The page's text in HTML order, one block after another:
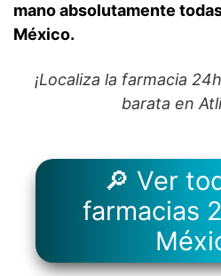
mano absolutamente
México.
¡Localiza la farmacia
barata en
🔎 Ver
farmacias